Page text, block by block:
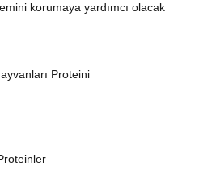
korumaya yardımcı olacak
Proteini